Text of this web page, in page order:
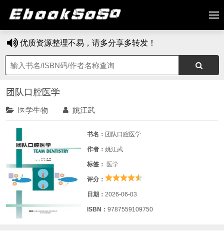
优质资源整理不易，请多分享多转发！
团队口腔医学
医学生物 姚江武
书名： 团队口腔医学
作者： 姚江武
标签： 医学
评分：
日期： 2026-06-03
ISBN： 9787559109750